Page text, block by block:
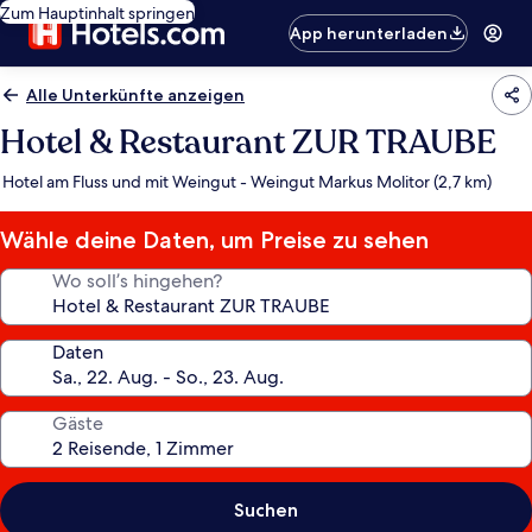
Zum Hauptinhalt springen
App herunterladen
Alle Unterkünfte anzeigen
Hotel & Restaurant ZUR TRAUBE
Hotel am Fluss und mit Weingut - Weingut Markus Molitor (2,7 km)
Wähle deine Daten, um Preise zu sehen
Wo soll’s hingehen?
Daten
Gäste
Suchen